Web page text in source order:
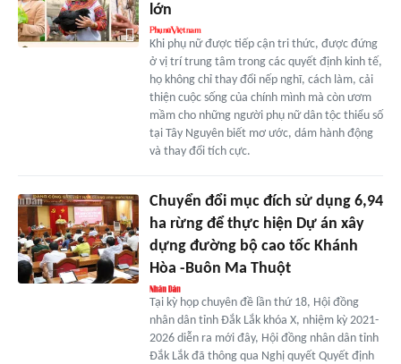
lớn
Khi phụ nữ được tiếp cận tri thức, được đứng
ở vị trí trung tâm trong các quyết định kinh tế,
họ không chỉ thay đổi nếp nghĩ, cách làm, cải
thiện cuộc sống của chính mình mà còn ươm
mầm cho những người phụ nữ dân tộc thiểu số
tại Tây Nguyên biết mơ ước, dám hành động
và thay đổi tích cực.
Chuyển đổi mục đích sử dụng 6,94
ha rừng để thực hiện Dự án xây
dựng đường bộ cao tốc Khánh
Hòa -Buôn Ma Thuột
Tại kỳ họp chuyên đề lần thứ 18, Hội đồng
nhân dân tỉnh Đắk Lắk khóa X, nhiệm kỳ 2021-
2026 diễn ra mới đây, Hội đồng nhân dân tỉnh
Đắk Lắk đã thông qua Nghị quyết Quyết định